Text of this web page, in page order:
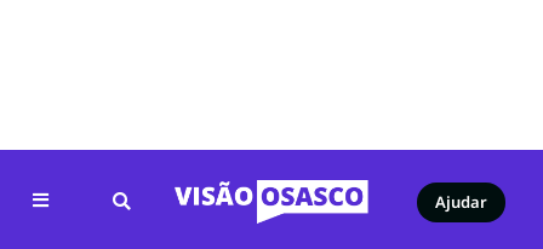
Ajudar